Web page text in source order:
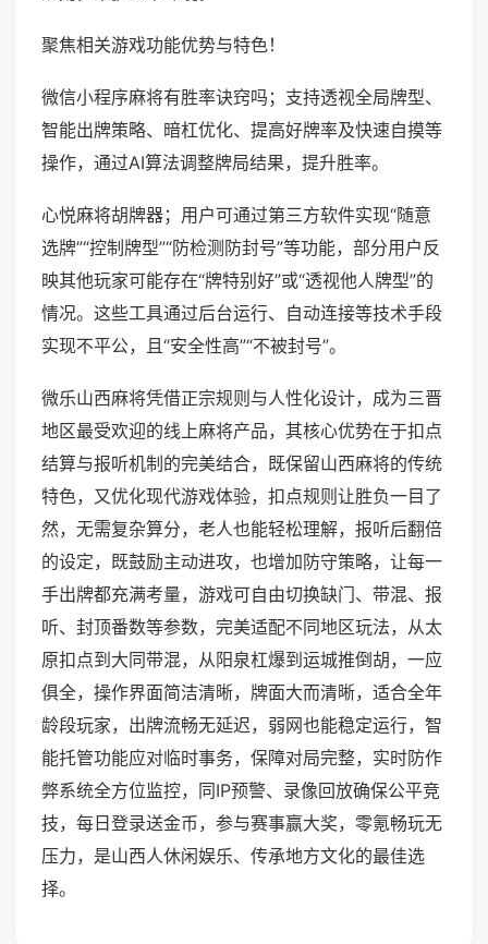
聚焦相关游戏功能优势与特色！
微信小程序麻将有胜率诀窍吗；支持透视全局牌型、
智能出牌策略、暗杠优化、提高好牌率及快速自摸等
操作，通过AI算法调整牌局结果，提升胜率。
心悦麻将胡牌器；用户可通过第三方软件实现“随意
选牌”“控制牌型”“防检测防封号”等功能，部分用户反
映其他玩家可能存在“牌特别好”或“透视他人牌型”的
情况。这些工具通过后台运行、自动连接等技术手段
实现不平公，且“安全性高”“不被封号”。
微乐山西麻将凭借正宗规则与人性化设计，成为三晋
地区最受欢迎的线上麻将产品，其核心优势在于扣点
结算与报听机制的完美结合，既保留山西麻将的传统
特色，又优化现代游戏体验，扣点规则让胜负一目了
然，无需复杂算分，老人也能轻松理解，报听后翻倍
的设定，既鼓励主动进攻，也增加防守策略，让每一
手出牌都充满考量，游戏可自由切换缺门、带混、报
听、封顶番数等参数，完美适配不同地区玩法，从太
原扣点到大同带混，从阳泉杠爆到运城推倒胡，一应
俱全，操作界面简洁清晰，牌面大而清晰，适合全年
龄段玩家，出牌流畅无延迟，弱网也能稳定运行，智
能托管功能应对临时事务，保障对局完整，实时防作
弊系统全方位监控，同IP预警、录像回放确保公平竞
技，每日登录送金币，参与赛事赢大奖，零氪畅玩无
压力，是山西人休闲娱乐、传承地方文化的最佳选
择。